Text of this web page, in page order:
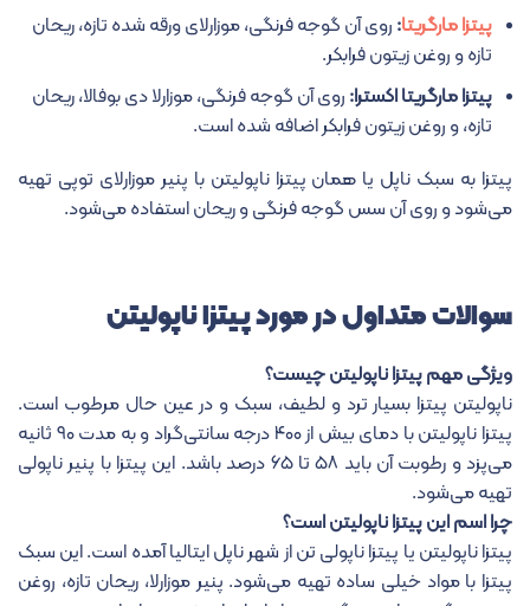
پیتزا مارگریتا: روی آن گوجه فرنگی، موزارلای ورقه شده تازه، ریحان
تازه و روغن زیتون فرابکر.
پیتزا مارگریتا اکسترا: روی آن گوجه فرنگی، موزارلا دی بوفالا، ریحان
تازه، و روغن زیتون فرابکر اضافه شده است.
پیتزا به سبک ناپل یا همان پیتزا ناپولیتن با پنیر موزارلای توپی تهیه
می‌شود و روی آن سس گوجه فرنگی و ریحان استفاده می‌شود.
سوالات متداول در مورد پیتزا ناپولیتن
ویژگی مهم پیتزا ناپولیتن چیست؟
ناپولیتن پیتزا بسیار ترد و لطیف، سبک و در عین حال مرطوب است.
پیتزا ناپولیتن با دمای بیش از ۴۰۰ درجه سانتی‌گراد و به مدت ۹۰ ثانیه
می‌پزد و رطوبت آن باید ۵۸ تا ۶۵ درصد باشد. این پیتزا با پنیر ناپولی
تهیه می‌شود.
چرا اسم این پیتزا ناپولیتن است؟
پیتزا ناپولیتن یا پیتزا ناپولی تناز شهر ناپل ایتالیا آمده است. این سبک
پیتزا با مواد خیلی ساده تهیه می‌شود. پنیر موزارلا، ریحان تازه، روغن